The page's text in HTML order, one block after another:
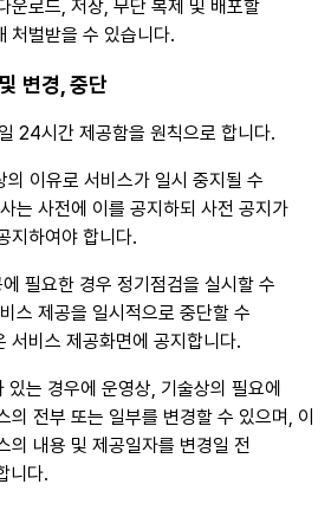
운로드, 저장, 무단 복제 및 배포할
처벌받을 수 있습니다.
변경, 중단
24시간 제공함을 원칙으로 합니다.
이유로 서비스가 일시 중지될 수
는 사전에 이를 공지하되 사전 공지가
지하여야 합니다.
필요한 경우 정기점검을 실시할 수
스 제공을 일시적으로 중단할 수
서비스 제공화면에 공지합니다.
는 경우에 운영상, 기술상의 필요에
의 전부 또는 일부를 변경할 수 있으며, 이
의 내용 및 제공일자를 변경일 전
니다.